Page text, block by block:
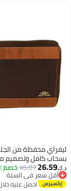
الجلد الطبيعي
مميز بني
خصم 41%
عليه خلال 14 - 15